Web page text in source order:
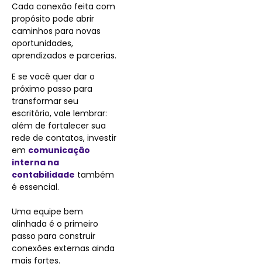
Cada conexão feita com
propósito pode abrir
caminhos para novas
oportunidades,
aprendizados e parcerias.
E se você quer dar o
próximo passo para
transformar seu
escritório, vale lembrar:
além de fortalecer sua
rede de contatos, investir
em comunicação
interna na
contabilidade também
é essencial.
Uma equipe bem
alinhada é o primeiro
passo para construir
conexões externas ainda
mais fortes.